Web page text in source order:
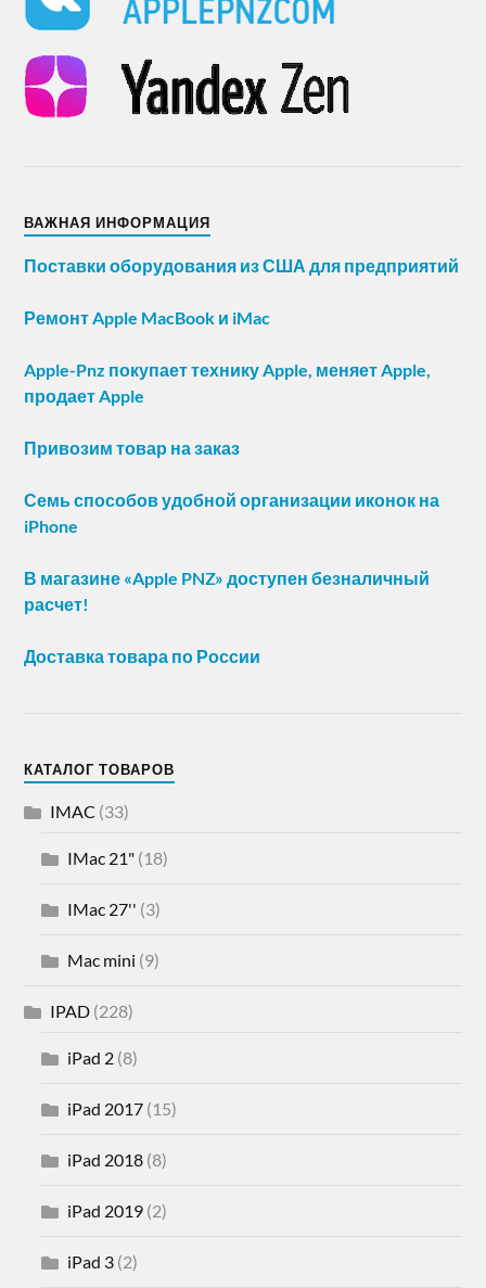
ВАЖНАЯ ИНФОРМАЦИЯ
Поставки оборудования из США для предприятий
Ремонт Apple MacBook и iMac
Apple-Pnz покупает технику Apple, меняет Apple,
продает Apple
Привозим товар на заказ
Семь способов удобной организации иконок на
iPhone
В магазине «Apple PNZ» доступен безналичный
расчет!
Доставка товара по России
КАТАЛОГ ТОВАРОВ
IMAC (33)
IMac 21" (18)
IMac 27'' (3)
Mac mini (9)
IPAD (228)
iPad 2 (8)
iPad 2017 (15)
iPad 2018 (8)
iPad 2019 (2)
iPad 3 (2)